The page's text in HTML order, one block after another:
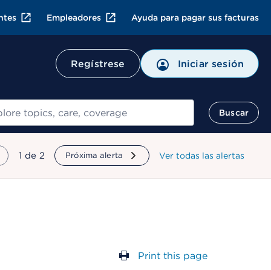
Empleadores Ayuda para pagar sus facturas
Regístrese Iniciar sesión
Buscar
mostrando
1 de 2 Próxima alerta Ver todas las alertas
Print this page